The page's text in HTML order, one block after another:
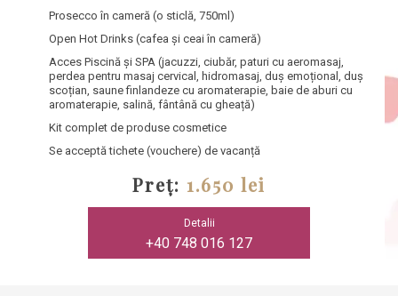
Prosecco în cameră (o sticlă, 750ml)
Open Hot Drinks (cafea și ceai în cameră)
Acces Piscină și SPA (jacuzzi, ciubăr, paturi cu aeromasaj,
perdea pentru masaj cervical, hidromasaj, duș emoțional, duș
scoțian, saune finlandeze cu aromaterapie, baie de aburi cu
aromaterapie, salină, fântână cu gheață)
Kit complet de produse cosmetice
Se acceptă tichete (vouchere) de vacanță
Preț: 1.650 lei
Detalii
+40 748 016 127